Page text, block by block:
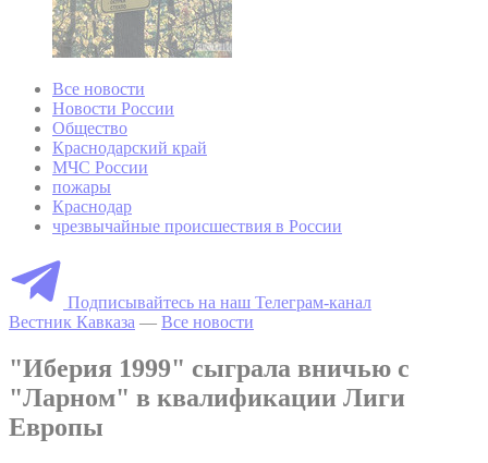
Все новости
Новости России
Общество
Краснодарский край
МЧС России
пожары
Краснодар
чрезвычайные происшествия в России
Подписывайтесь на наш Телеграм-канал
Вестник Кавказа — Все новости
"Иберия 1999" сыграла вничью с
"Ларном" в квалификации Лиги
Европы